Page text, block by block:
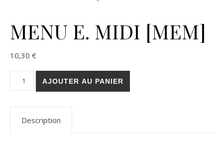
MENU E. MIDI [MEM]
10,30 €
quantité de MENU E. MIDI [MEM]
AJOUTER AU PANIER
Description